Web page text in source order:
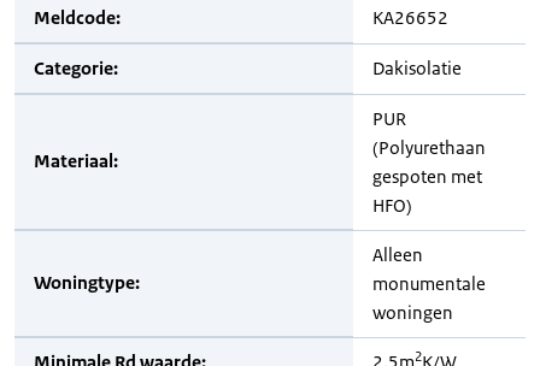
Meldcode: KA26652
Categorie: Dakisolatie
Materiaal:
PUR
(Polyurethaan
gespoten met
HFO)
Woningtype:
Alleen
monumentale
woningen
2